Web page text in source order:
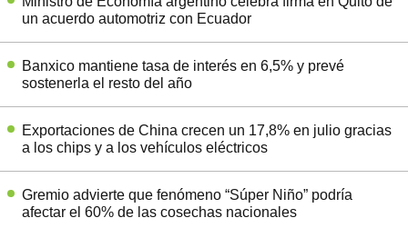
un acuerdo automotriz con Ecuador
Banxico mantiene tasa de interés en 6,5% y prevé
sostenerla el resto del año
Exportaciones de China crecen un 17,8% en julio gracias
a los chips y a los vehículos eléctricos
Gremio advierte que fenómeno “Súper Niño” podría
afectar el 60% de las cosechas nacionales